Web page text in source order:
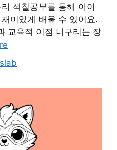
색칠공부를 통해 아이
미있게 배울 수 있어요.
교육적 이점 너구리는 장